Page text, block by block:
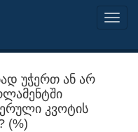
უჭერთ ან არ
კვოტის
(%)